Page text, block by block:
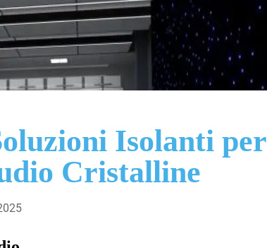
Isolanti per
Cristalline